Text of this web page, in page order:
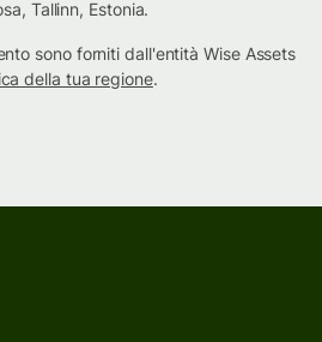
Tallinn, Estonia.
sono forniti dall'entità Wise Assets
della tua regione.